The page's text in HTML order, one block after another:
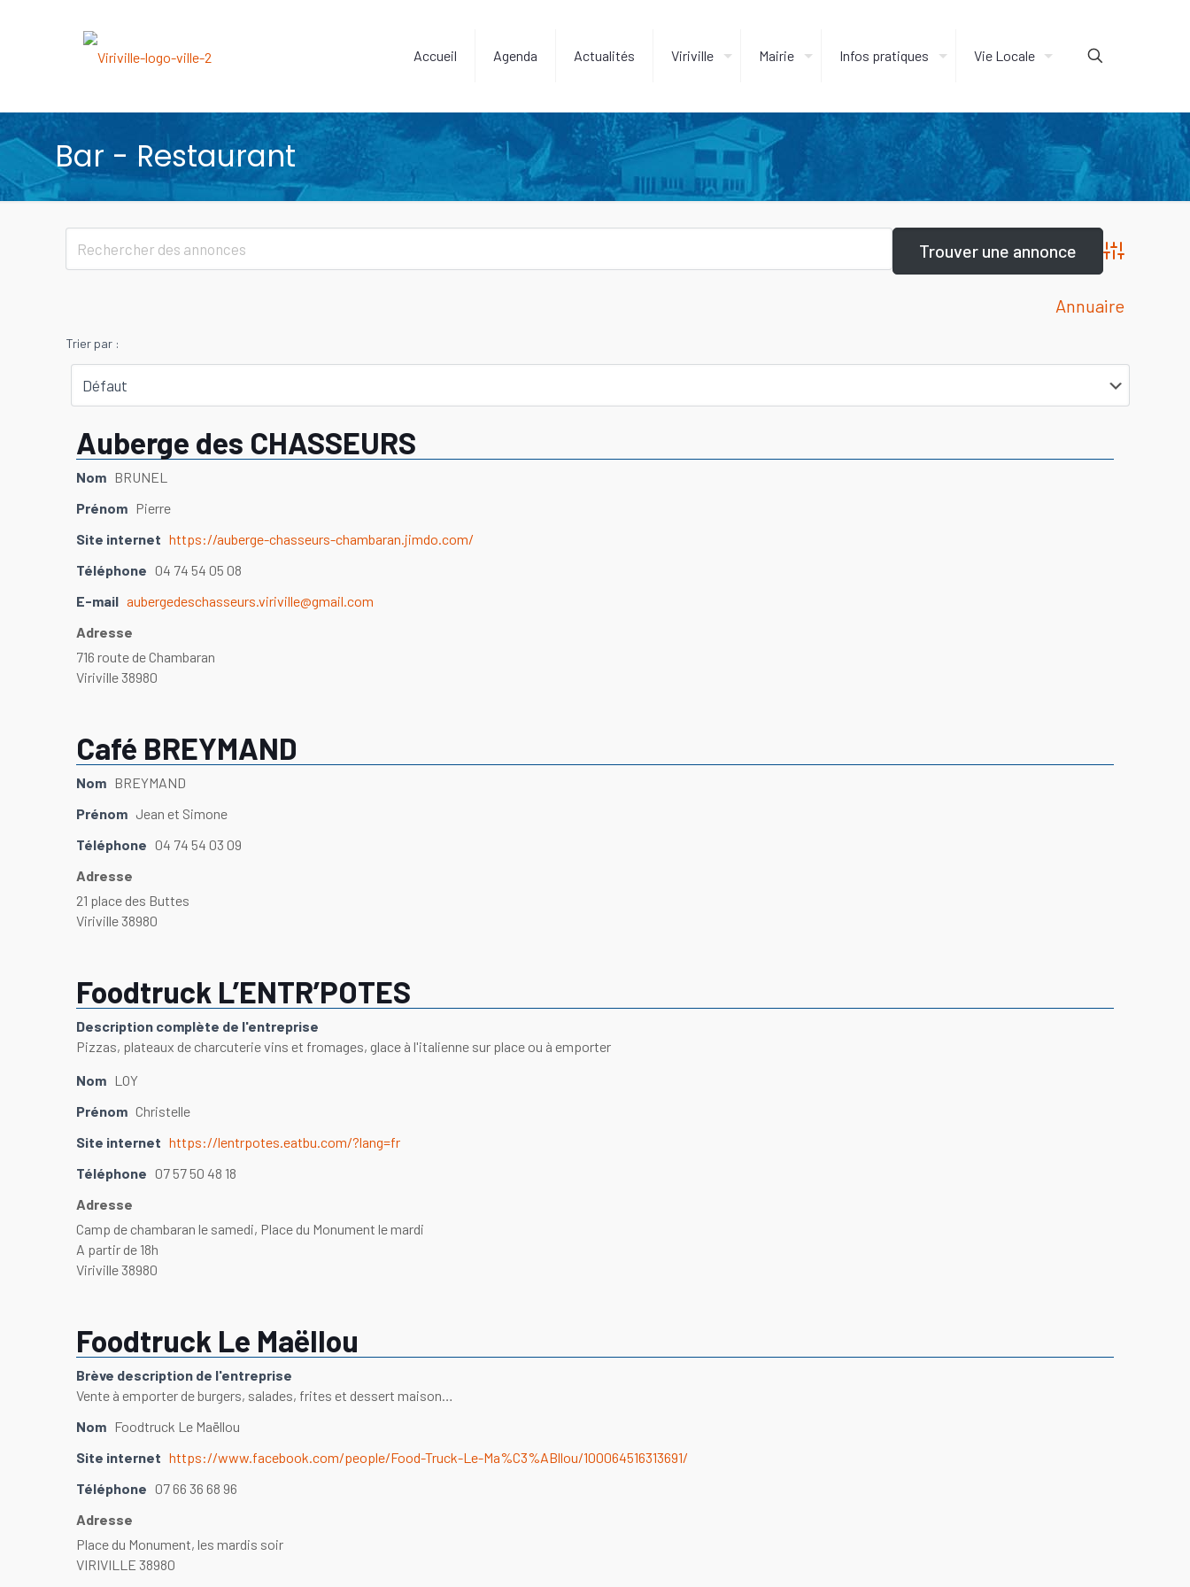
Accueil Agenda Actualités Viriville Mairie Infos pratiques Vie Locale
Bar - Restaurant
Advanced
Annuaire
Trier par :
Auberge des CHASSEURS
Nom BRUNEL
Prénom Pierre
Site internet https://auberge-chasseurs-chambaran.jimdo.com/
Téléphone 04 74 54 05 08
E-mail aubergedeschasseurs.viriville@gmail.com
Adresse
716 route de Chambaran
Viriville 38980
Café BREYMAND
Nom BREYMAND
Prénom Jean et Simone
Téléphone 04 74 54 03 09
Adresse
21 place des Buttes
Viriville 38980
Foodtruck L’ENTR’POTES
Description complète de l'entreprise
Pizzas, plateaux de charcuterie vins et fromages, glace à l'italienne sur place ou à emporter
Nom LOY
Prénom Christelle
Site internet https://lentrpotes.eatbu.com/?lang=fr
Téléphone 07 57 50 48 18
Adresse
Camp de chambaran le samedi, Place du Monument le mardi
A partir de 18h
Viriville 38980
Foodtruck Le Maëllou
Brève description de l'entreprise
Vente à emporter de burgers, salades, frites et dessert maison…
Nom Foodtruck Le Maëllou
Site internet https://www.facebook.com/people/Food-Truck-Le-Ma%C3%ABllou/100064516313691/
Téléphone 07 66 36 68 96
Adresse
Place du Monument, les mardis soir
VIRIVILLE 38980